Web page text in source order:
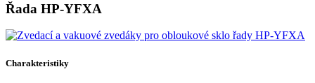
Řada HP-YFXA
Charakteristiky